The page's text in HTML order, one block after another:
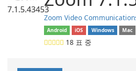
Zoom Video
Android iOS Windows Mac
18 표 중